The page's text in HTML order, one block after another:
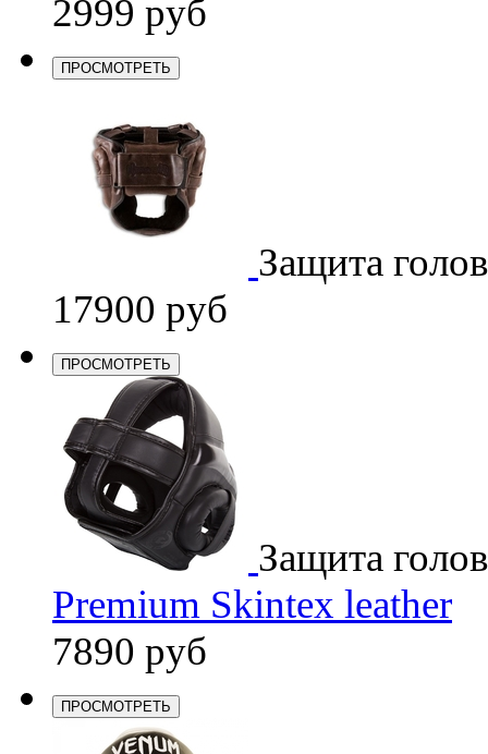
2999 руб
ПРОСМОТРЕТЬ
Защита
17900 руб
ПРОСМОТРЕТЬ
Защита
Premium Skintex leather
7890 руб
ПРОСМОТРЕТЬ